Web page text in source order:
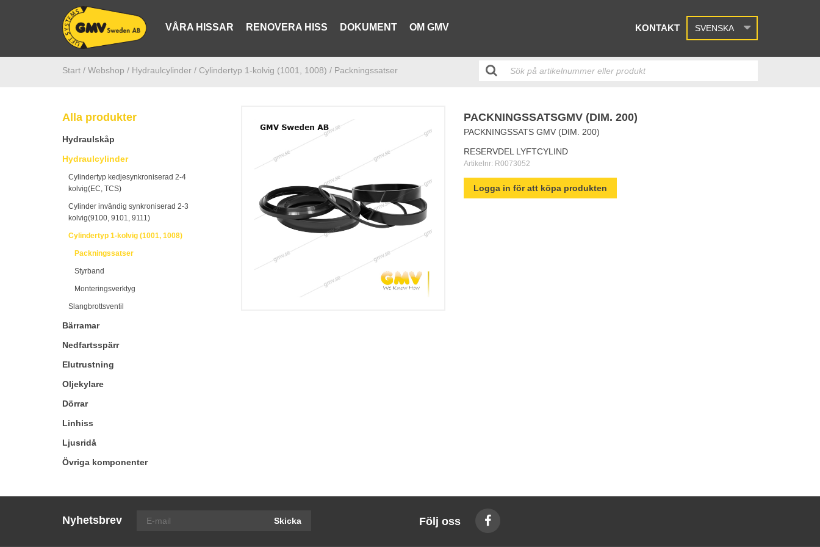
VÅRA HISSAR RENOVERA HISS DOKUMENT OM GMV KONTAKT SVENSKA
Start / Webshop / Hydraulcylinder / Cylindertyp 1-kolvig (1001, 1008) / Packningssatser
Alla produkter
Hydraulskåp
Hydraulcylinder
Cylindertyp kedjesynkroniserad 2-4
kolvig(EC, TCS)
Cylinder invändig synkroniserad 2-3
kolvig(9100, 9101, 9111)
Cylindertyp 1-kolvig (1001, 1008)
Packningssatser
Styrband
Monteringsverktyg
Slangbrottsventil
Bärramar
Nedfartsspärr
Elutrustning
Oljekylare
Dörrar
Linhiss
Ljusridå
Övriga komponenter
PACKNINGSSATSGMV (DIM. 200)
PACKNINGSSATS GMV (DIM. 200)
RESERVDEL LYFTCYLIND
Artikelnr: R0073052
Logga in för att köpa produkten
Nyhetsbrev Skicka Följ oss